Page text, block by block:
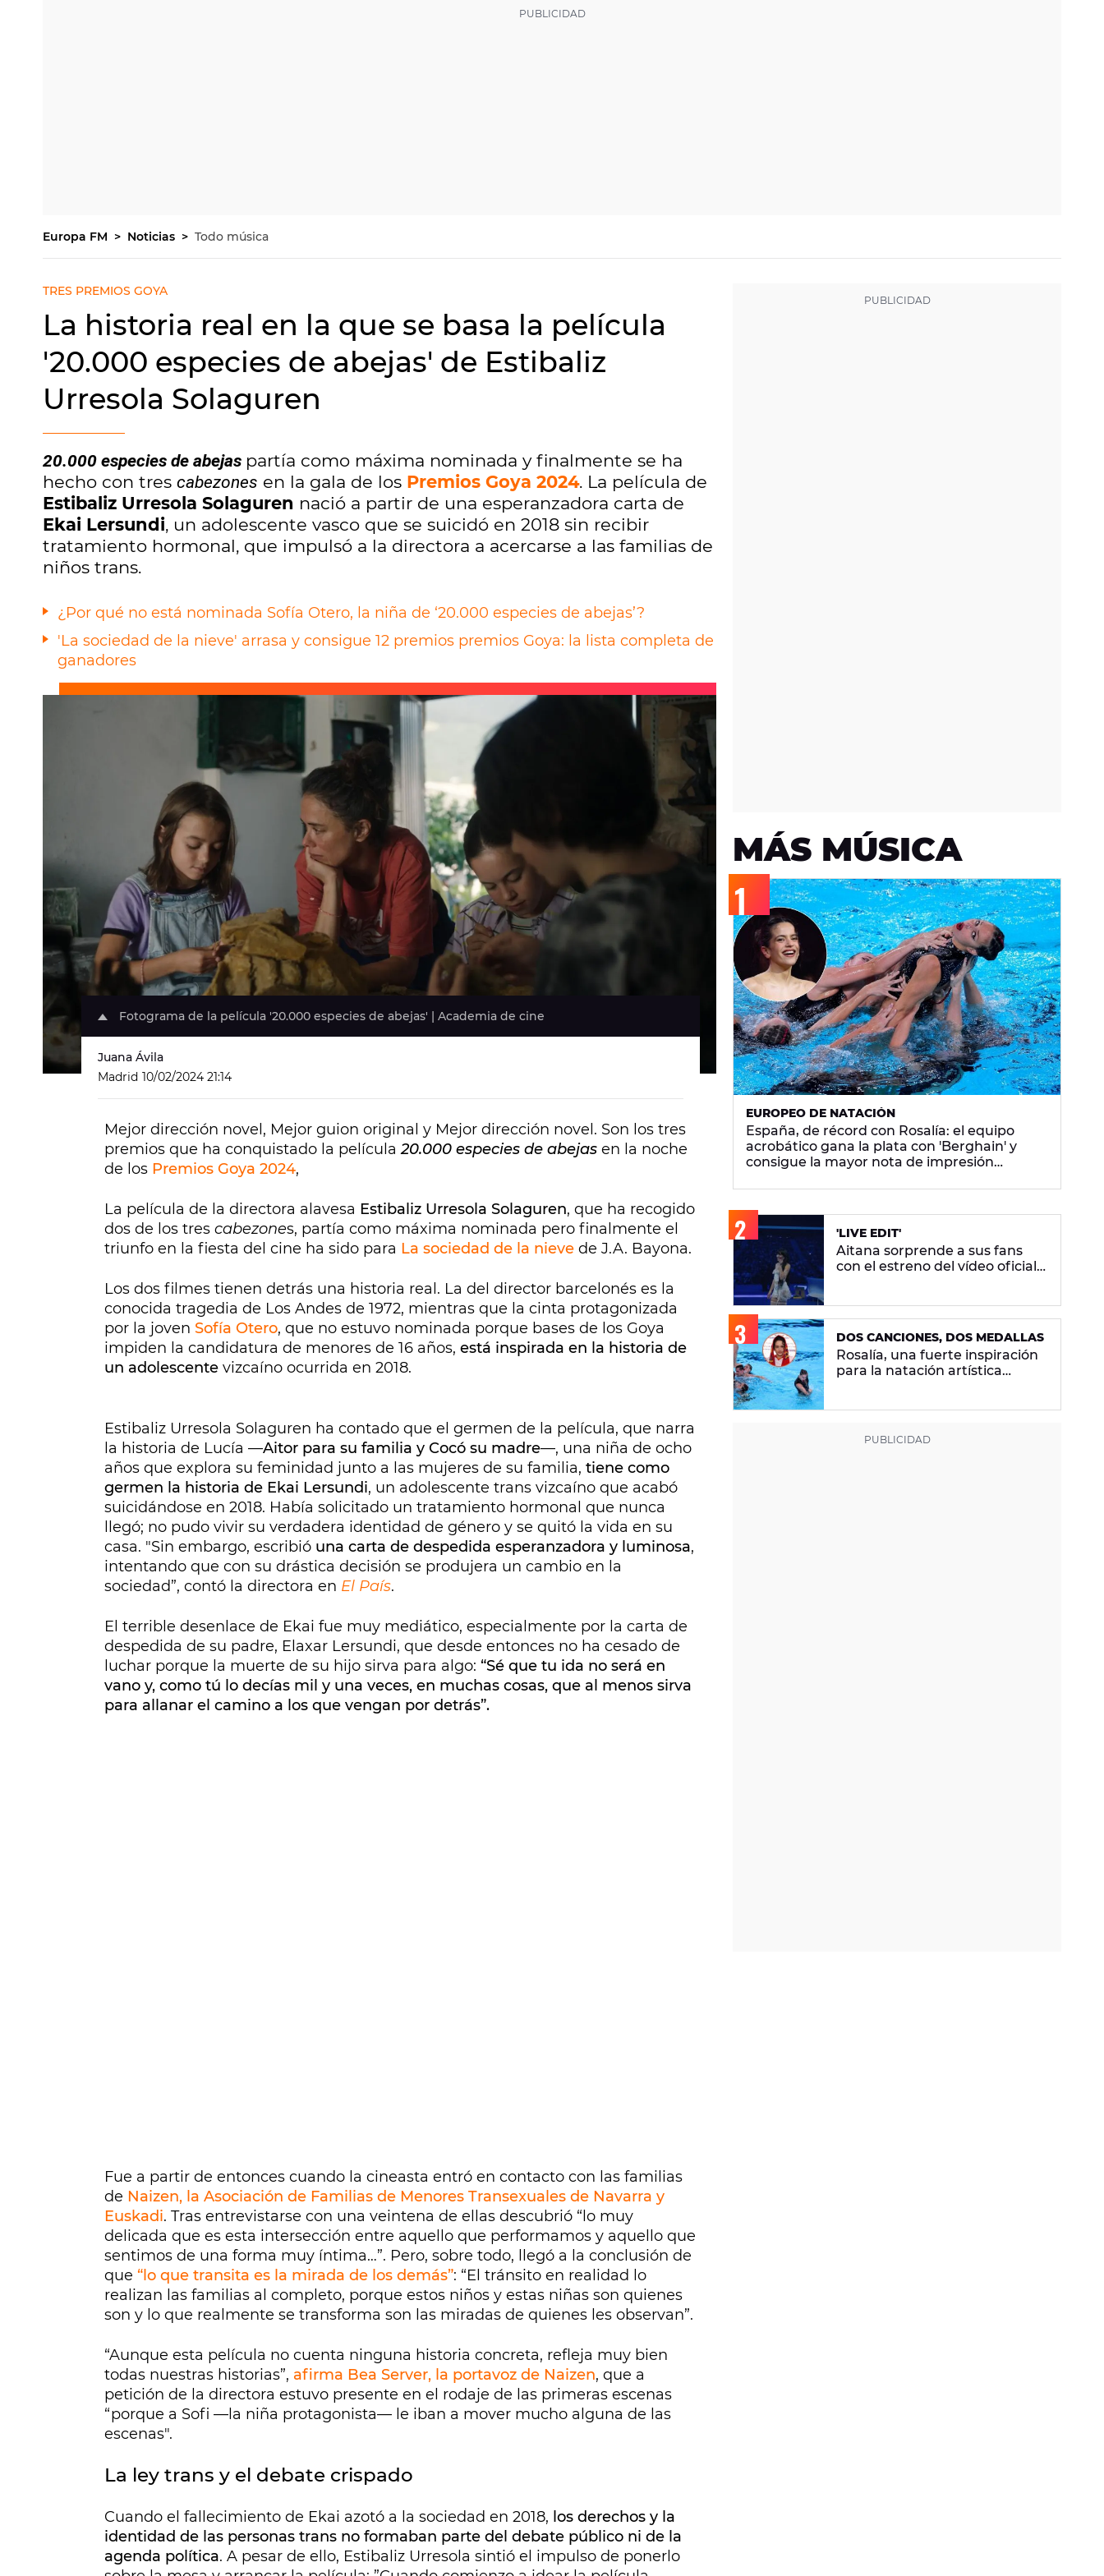
Europa FM Noticias Todo música
TRES PREMIOS GOYA
La historia real en la que se basa la película
'20.000 especies de abejas' de Estibaliz
Urresola Solaguren
20.000 especies de abejas partía como máxima nominada y finalmente se ha
hecho con tres cabezones en la gala de los Premios Goya 2024. La película de
Estibaliz Urresola Solaguren nació a partir de una esperanzadora carta de
Ekai Lersundi, un adolescente vasco que se suicidó en 2018 sin recibir
tratamiento hormonal, que impulsó a la directora a acercarse a las familias de
niños trans.
¿Por qué no está nominada Sofía Otero, la niña de ‘20.000 especies de abejas’?
'La sociedad de la nieve' arrasa y consigue 12 premios premios Goya: la lista completa de
ganadores
Fotograma de la película '20.000 especies de abejas' | Academia de cine
Juana Ávila
Madrid 10/02/2024 21:14
Mejor dirección novel, Mejor guion original y Mejor dirección novel. Son los tres
premios que ha conquistado la película20.000 especies de abejas en la noche
de los Premios Goya 2024,
La película de la directora alavesa Estibaliz Urresola Solaguren, que ha recogido
dos de los tres cabezones, partía como máxima nominada pero finalmente el
triunfo en la fiesta del cine ha sido para La sociedad de la nieve de J.A. Bayona.
Los dos filmes tienen detrás una historia real. La del director barcelonés es la
conocida tragedia de Los Andes de 1972, mientras que la cinta protagonizada
por la joven Sofía Otero, que no estuvo nominada porque bases de los Goya
impiden la candidatura de menores de 16 años, está inspirada en la historia de
un adolescente vizcaíno ocurrida en 2018.
Estibaliz Urresola Solaguren ha contado que el germen de la película, que narra
la historia de Lucía —Aitor para su familia y Cocó su madre—, una niña de ocho
años que explora su feminidad junto a las mujeres de su familia, tiene como
germen la historia de Ekai Lersundi, un adolescente trans vizcaíno que acabó
suicidándose en 2018. Había solicitado un tratamiento hormonal que nunca
llegó; no pudo vivir su verdadera identidad de género y se quitó la vida en su
casa. "Sin embargo, escribió una carta de despedida esperanzadora y luminosa,
intentando que con su drástica decisión se produjera un cambio en la
sociedad”, contó la directora en El País.
El terrible desenlace de Ekai fue muy mediático, especialmente por la carta de
despedida de su padre, Elaxar Lersundi, que desde entonces no ha cesado de
luchar porque la muerte de su hijo sirva para algo: “Sé que tu ida no será en
vano y, como tú lo decías mil y una veces, en muchas cosas, que al menos sirva
para allanar el camino a los que vengan por detrás”.
Fue a partir de entonces cuando la cineasta entró en contacto con las familias
de Naizen, la Asociación de Familias de Menores Transexuales de Navarra y
Euskadi. Tras entrevistarse con una veintena de ellas descubrió “lo muy
delicada que es esta intersección entre aquello que performamos y aquello que
sentimos de una forma muy íntima…”. Pero, sobre todo, llegó a la conclusión de
que “lo que transita es la mirada de los demás”: “El tránsito en realidad lo
realizan las familias al completo, porque estos niños y estas niñas son quienes
son y lo que realmente se transforma son las miradas de quienes les observan”.
“Aunque esta película no cuenta ninguna historia concreta, refleja muy bien
todas nuestras historias”, afirma Bea Server, la portavoz de Naizen, que a
petición de la directora estuvo presente en el rodaje de las primeras escenas
“porque a Sofi —la niña protagonista— le iban a mover mucho alguna de las
escenas".
La ley trans y el debate crispado
Cuando el fallecimiento de Ekai azotó a la sociedad en 2018, los derechos y la
identidad de las personas trans no formaban parte del debate público ni de la
agenda política. A pesar de ello, Estibaliz Urresola sintió el impulso de ponerlo
MÁS MÚSICA
EUROPEO DE NATACIÓN
España, de récord con Rosalía: el equipo
acrobático gana la plata con 'Berghain' y
consigue la mayor nota de impresión
'LIVE EDIT'
Aitana sorprende a sus fans
con el estreno del vídeo oficial
DOS CANCIONES, DOS MEDALLAS
Rosalía, una fuerte inspiración
para la natación artística